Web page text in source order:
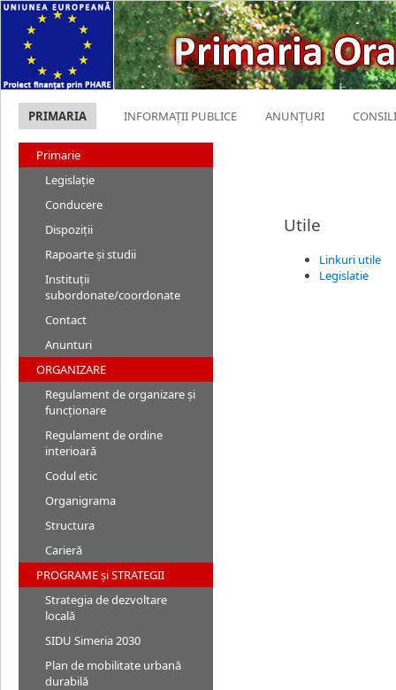
PRIMARIA INFORMAȚII PUBLICE ANUNȚURI
Primarie
Legislație
Conducere
Dispoziții
Rapoarte și studii
Instituții
subordonate/coordonate
Contact
Anunturi
ORGANIZARE
Regulament de organizare și
funcționare
Regulament de ordine
interioară
Codul etic
Organigrama
Structura
Carieră
PROGRAME și STRATEGII
Strategia de dezvoltare
locală
SIDU Simeria 2030
Plan de mobilitate urbană
durabilă
Utile
Linkuri utile
Legislatie